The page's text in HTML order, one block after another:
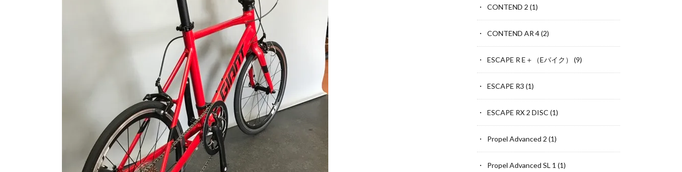
CONTEND 2 (1)
CONTEND AR 4(2)
ESCAPE R E＋（Eバイク） (9)
ESCAPE R3 (1)
ESCAPE RX 2 DISC (1)
Propel Advanced 2 (1)
Propel Advanced SL 1 (1)